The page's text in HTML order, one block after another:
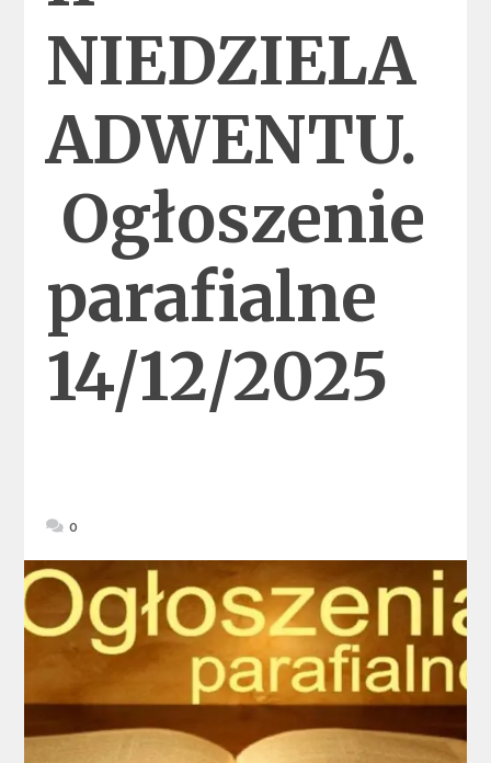
NIEDZIELA
ADWENTU.
Ogłoszenie
parafialne
14/12/2025
0